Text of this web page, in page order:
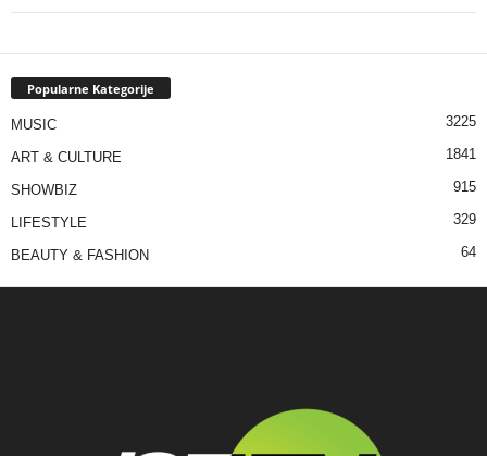
Popularne Kategorije
MUSIC 3225
ART & CULTURE 1841
SHOWBIZ 915
LIFESTYLE 329
BEAUTY & FASHION 64